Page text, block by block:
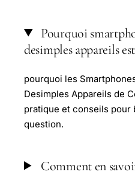
Pourquoi
desimples appareils
pourquoi les
Desimples Appareils de
pratique et conseils pour
question.
Comment en